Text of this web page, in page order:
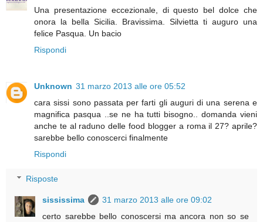
Una presentazione eccezionale, di questo bel dolce che
onora la bella Sicilia. Bravissima. Silvietta ti auguro una
felice Pasqua. Un bacio
Rispondi
Unknown 31 marzo 2013 alle ore 05:52
cara sissi sono passata per farti gli auguri di una serena e
magnifica pasqua ..se ne ha tutti bisogno.. domanda vieni
anche te al raduno delle food blogger a roma il 27? aprile?
sarebbe bello conoscerci finalmente
Rispondi
Risposte
sississima
31 marzo 2013 alle ore 09:02
certo sarebbe bello conoscersi ma ancora non so se